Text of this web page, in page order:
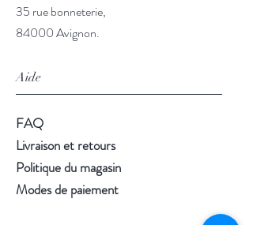
35 rue bonneterie,
84000 Avignon.
Aide
FAQ
Livraison et retours
Politique du magasin
Modes de paiement